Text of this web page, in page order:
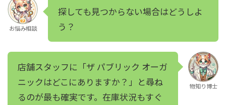
お悩み相談
探しても見つからない場合はどうしよ
う？
店舗スタッフに「ザ パブリック オーガ
ニックはどこにありますか？」と尋ね
るのが最も確実です。在庫状況もすぐ
物知り博士